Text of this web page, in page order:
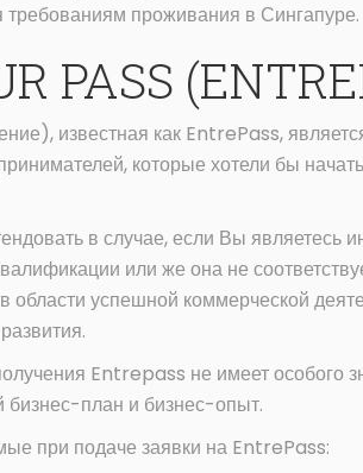
требованиям проживания в Сингапуре.
PASS
известная как EntrePass,
которые хотели бы
в случае, если Вы являетесь
или же она не
области успешной коммерческой
Entrepass не имеет особого
бизнес-план и бизнес-опыт.
при подаче заявки на EntrePass: